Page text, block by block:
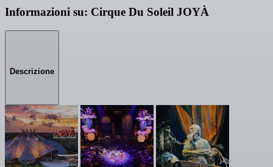
Informazioni su: Cirque Du Soleil JOYÀ
Descrizione